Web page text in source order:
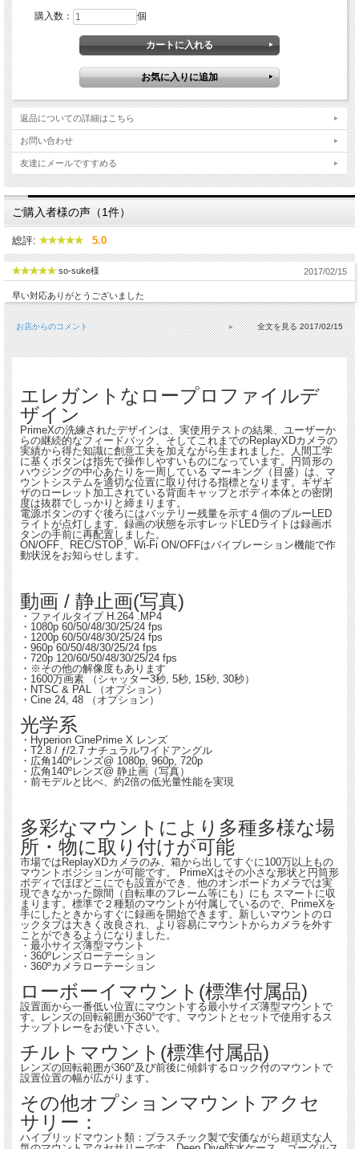
........................................................................................................................................
.................................................
本格的なプロ級シネレンズ
レンズを採用しました。「Hyperion CinePrime X」 レンズは世界初の1/2インチ
(12.7mm)フォーマットレンズ(特許出願中)です。レンズは色収差を抑えるための特
別な低分散ガラス（SLDガラス）を含むオールガラス製のマルチエレメントデザイ
ン。乱反射を最小限に抑えるレンズコーティングCineARを施しています。色彩補
正にも優れたレンズです。シネライクなルック＆フィールの動画撮影に最適なレン
ズです。
・高性能Hyperion CinePrime Xレンズ
・ナチュラルワイドな140º視野角(T/2.8、ƒ/2.7)
・交換可能な耐衝撃性ガラス製レンズカバーによって保護
CinePrime Xレンズに合わせた大型イ
メージセンサー
Hyperion CinePrime X レンズと相性の良い1600万画素高速1/2.3インチ型CMOSイ
メージセンサーを搭載しより明るくなりました。CMOSプロセスにより、高速動作
ジョン(HD)動画撮影、細部まで繊細に描写される静止画像を実現します。
・1600万画素（16MP）高速1/2.3インチ、CMOSセンサー搭載
・バッテリー消費量を33％軽減しバッテリーの長寿命化（前モデル比）
・感度、広ダイナミックレンジ、低ノイズの向上
・4K超高画質タイムラプス
・静止画：1600万画素、4:3フォーマット、1400万画素、3:2 フォーマット、1200
万画素、16:9 フォーマット
........................................................................................................................................
.................................................
新しい大容量バッテリー
レンズ性能や画質と並んでバッテリー容量はウェアラブルカメラを選ぶ際に重要な
要素です。 Prime Xは1700mAhの大容量バッテリーを搭載し、１回の満充電でなん
と従来品の２倍以上、最大約3.5時間の連続駆動が可能になりました。
・最大3.5時間のバッテリー寿命を持つ1700mAhの大容量バッテリー搭載
・ラピッドチャージにより従来品の2倍速で充電を行う
Replayの変わらぬ決意
Replayは、2005年よりプロのウェアラブルカメラを作り続けてきました。創立以
来、我々のモットーは立ち止まることなく、ウェアラブルカメラ業界に イノベー
ションを起こし続けること、そしてユーザーの皆様が大切な一瞬一瞬を記憶ととも
に記録に残せるようにお手伝いができれば嬉しいという想いでここまでやってきま
した。ReplayXDカメラは世界的に有名なレーシングカーの中からその舞台裏、映
画セットのワンシーン等あらゆるシーン・被写体を捉え続けてきました。
シンプルボタンで更に操作性が向上
「軽量・シンプル・高画質」をコンセプトに開発されてきたReplayXDカメラです
定、操作が可能な次世代のReplayXDカメ ラ：PrimeXへと変化を遂げました。
・(NEW)電池残量＆録画LEDインジケータの再設計
・(NEW)ボタンはより低く、よりワイドに
・(NEW)FOV設定ボタン等をより低く大型にすることで押しやすさが向上
・(NEW)ガラス製レンズカバーの採用
・より少ないボタン操作に改善されたユーザーインターフェイス
・(NEW)正確にすばやい位置合わせができるようにレーザーマーキング（目盛）を
追加
・バイブレーション機能で作動状況をお知らせ
長らくの間ご愛顧いただいておりましたReplay製品ですが、現在庫の終了をもちま
ご愛用頂いておりますお客様には大変恐縮ではございますが、どうぞご理解の程お
願い申し上げます。
購入数： 個
返品についての詳細はこちら
お問い合わせ
友達にメールですすめる
ご購入者様の声（1件）
総評: 5.0
so-suke様 2017/02/15
早い対応ありがとうございました
お店からのコメント 2017/02/15
エレガントなロープロファイルデ
ザイン
PrimeXの洗練されたデザインは、実使用テストの結果、ユーザーか
らの継続的なフィードバック、そしてこれまでのReplayXDカメラの
実績から得た知識に創意工夫を加えながら生まれました。人間工学
に基くボタンは指先で操作しやすいものになっています。円筒形の
ハウジングの中心あたりを一周している マーキング（目盛）は、マ
ウントシステムを適切な位置に取り付ける指標となります。ギザギ
ザのローレット加工されている背面キャップとボディ本体との密閉
度は抜群でしっかりと締まります。
電源ボタンのすぐ後ろにはバッテリー残量を示す４個のブルーLED
ライトが点灯します。録画の状態を示すレッドLEDライトは録画ボ
タンの手前に再配置しました。
ON/OFF、REC/STOP、Wi-Fi ON/OFFはバイブレーション機能で作
動状況をお知らせします。
動画 / 静止画(写真)
・ファイルタイプ H.264 .MP4
・1080p 60/50/48/30/25/24 fps
・1200p 60/50/48/30/25/24 fps
・960p 60/50/48/30/25/24 fps
・720p 120/60/50/48/30/25/24 fps
・※その他の解像度もあります
・1600万画素 （シャッター3秒, 5秒, 15秒, 30秒）
・NTSC & PAL （オプション）
・Cine 24, 48 （オプション）
光学系
・Hyperion CinePrime X レンズ
・T2.8 / ƒ/2.7 ナチュラルワイドアングル
・広角140ºレンズ@ 1080p, 960p, 720p
・広角140ºレンズ@ 静止画（写真）
・前モデルと比べ、約2倍の低光量性能を実現
多彩なマウントにより多種多様な場
所・物に取り付けが可能
市場ではReplayXDカメラのみ、箱から出してすぐに100万以上もの
マウントポジションが可能です。 PrimeXはその小さな形状と円筒形
ボディでほぼどこにでも設置ができ、他のオンボードカメラでは実
現できなかった隙間（自転車のフレーム等にも）にも スマートに収
まります。標準で２種類のマウントが付属しているので、PrimeXを
手にしたときからすぐに録画を開始できます。新しいマウントのロ
ックタブは大きく改良され、より容易にマウントからカメラを外す
ことができるようになりました。
・最小サイズ薄型マウント
・360ºレンズローテーション
・360ºカメラローテーション
ローボーイマウント(標準付属品)
設置面から一番低い位置にマウントする最小サイズ薄型マウントで
す。レンズの回転範囲が360°です。マウントとセットで使用するス
ナップトレーをお使い下さい。
チルトマウント(標準付属品)
レンズの回転範囲が360°及び前後に傾斜するロック付のマウントで
設置位置の幅が広がります。
その他オプションマウントアクセ
サリー：
ハイブリッドマウント類：プラスチック製で安価ながら超頑丈な人